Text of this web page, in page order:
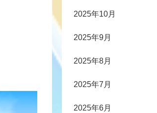
2025年10月
2025年9月
2025年8月
2025年7月
2025年6月